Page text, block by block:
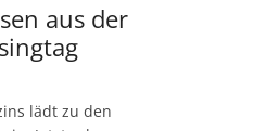
aus der
lädt zu den